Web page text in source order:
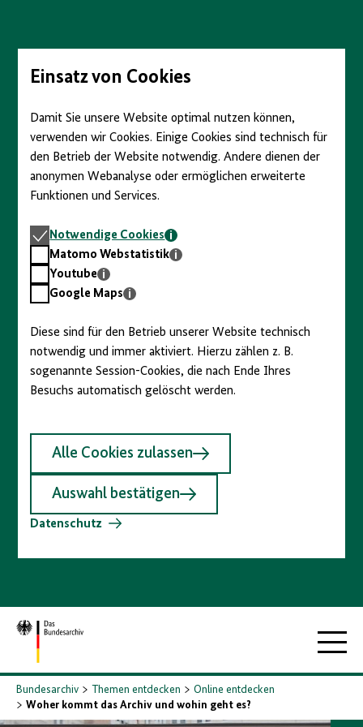
Seiteninhalt
springenEinsatz von Cookies
Damit Sie unsere Website optimal nutzen können,
verwenden wir Cookies. Einige Cookies sind technisch für
den Betrieb der Website notwendig. Andere dienen der
anonymen Webanalyse oder ermöglichen erweiterte
Funktionen und Services.
Notwendige
Cookies
Notwendige Cookies
Matomo
Webstatistik
Matomo Webstatistik
Youtube
Youtube
GoogleGoogle Maps
Diese sind für den Betrieb unserer Website technisch
notwendig und immer aktiviert. Hierzu zählen z. B.
sogenannte Session-Cookies, die nach Ende Ihres
Besuchs automatisch gelöscht werden.
Alle Cookies zulassen
Auswahl bestätigen
Datenschutz
Zur
Startseite
Bundesarchiv Themen entdecken
Online entdecken
Woher kommt das Archiv und wohin geht es?